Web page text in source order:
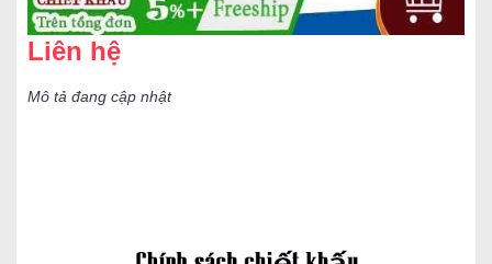
Liên hệ
Mô tả đang cập nhật